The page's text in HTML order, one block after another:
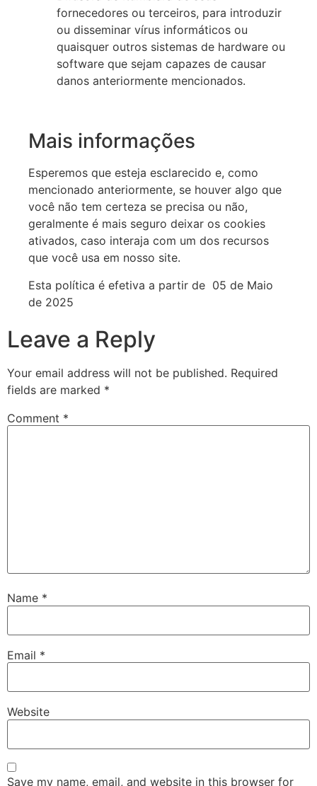
fornecedores ou terceiros, para introduzir
ou disseminar vírus informáticos ou
quaisquer outros sistemas de hardware ou
software que sejam capazes de causar
danos anteriormente mencionados.
Mais informações
Esperemos que esteja esclarecido e, como
mencionado anteriormente, se houver algo que
você não tem certeza se precisa ou não,
geralmente é mais seguro deixar os cookies
ativados, caso interaja com um dos recursos
que você usa em nosso site.
Esta política é efetiva a partir de 05 de Maio
de 2025
Leave a Reply
Your email address will not be published. Required
fields are marked *
Comment *
Name *
Email *
Website
Save my name, email, and website in this browser for